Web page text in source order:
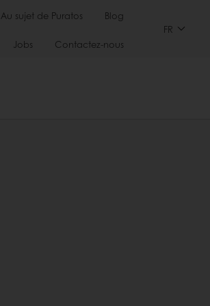
Au sujet de Puratos Blog
Jobs Contactez-nous
FR